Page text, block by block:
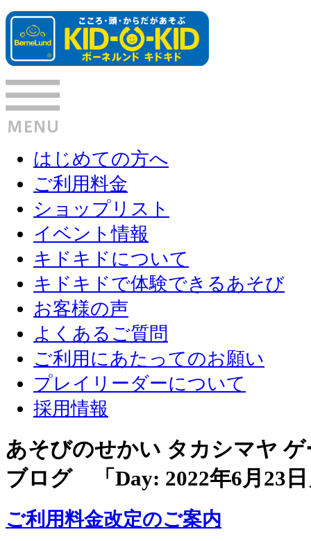
はじめての方へ
ご利用料金
ショップリスト
イベント情報
キドキドについて
キドキドで体験できるあそび
お客様の声
よくあるご質問
ご利用にあたってのお願い
プレイリーダーについて
採用情報
あそびのせかい タカシマヤ
ブログ 「Day: 2022年6月23日
ご利用料金改定のご案内